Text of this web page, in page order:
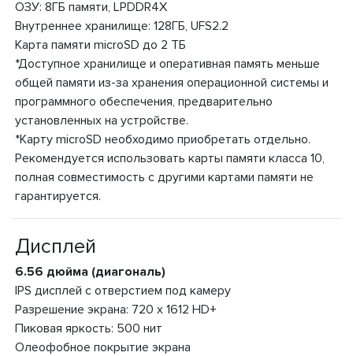
ОЗУ: 8ГБ памяти, LPDDR4X
Внутреннее хранилище: 128ГБ, UFS2.2
Карта памяти microSD до 2 ТБ
*Доступное хранилище и оперативная память меньше
общей памяти из-за хранения операционной системы и
программного обеспечения, предварительно
установленных на устройстве.
*Карту microSD необходимо приобретать отдельно.
Рекомендуется использовать карты памяти класса 10,
полная совместимость с другими картами памяти не
гарантируется.
Дисплей
6.56 дюйма (диагональ)
IPS дисплей с отверстием под камеру
Разрешение экрана: 720 x 1612 HD+
Пиковая яркость: 500 нит
Олеофобное покрытие экрана